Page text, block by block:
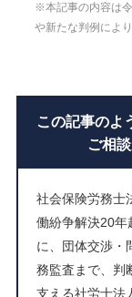
※本記事の内容は
や新たな判例によ
この記事のよ
ご相
社会保険労務士
働紛争解決20年
に、団体交渉・
務監査まで、判
支える社労士法